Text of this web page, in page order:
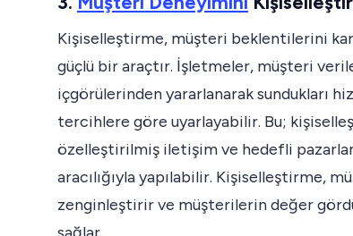
Kişiselleştirme, müşteri beklentilerini
güçlü bir araçtır. İşletmeler, müşteri
içgörülerinden yararlanarak sundukları
tercihlere göre uyarlayabilir. Bu;
özelleştirilmiş iletişim ve hedefli
aracılığıyla yapılabilir. Kişiselleştirme,
zenginleştirir ve müşterilerin değer